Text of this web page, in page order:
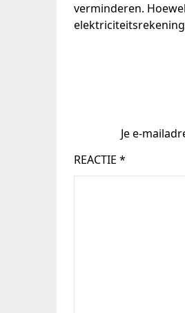
verminderen.
Je e-
REACTIE *